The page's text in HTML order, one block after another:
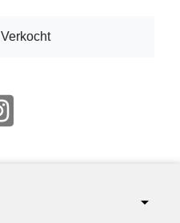
Verkocht
arrow_drop_down